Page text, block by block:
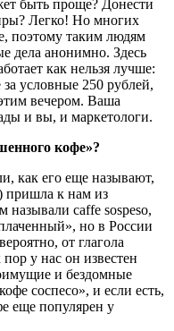
быть проще? Донести
Легко! Но многих
поэтому таким людям
дела анонимно. Здесь
как нельзя лучше:
условные 250 рублей,
вечером. Ваша
и вы, и маркетологи.
кофе»?
как его еще называют,
пришла к нам из
называли caffe sospeso,
но в России
от глагола
у нас он известен
и бездомные
соспесо», и если есть,
еще популярен у